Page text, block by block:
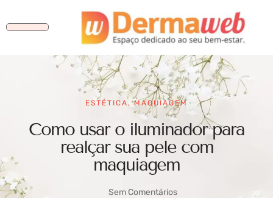
ESTÉTICA ,MAQUIAGEM
Como usar o iluminador para
realçar sua pele com
maquiagem
Sem Comentários